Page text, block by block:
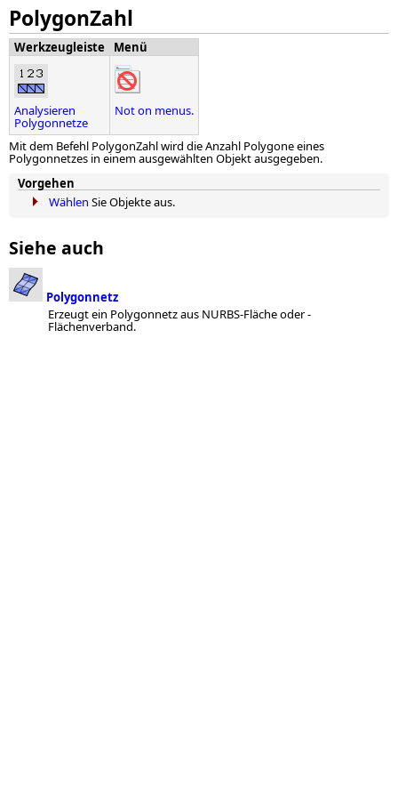
PolygonZahl
Werkzeugleiste Menü
Analysieren
Polygonnetze
Not on menus.
Mit dem Befehl PolygonZahl wird die Anzahl Polygone eines
Polygonnetzes in einem ausgewählten Objekt ausgegeben.
Vorgehen
Wählen Sie Objekte aus.
Siehe auch
Polygonnetz
Erzeugt ein Polygonnetz aus NURBS-Fläche oder -
Flächenverband.